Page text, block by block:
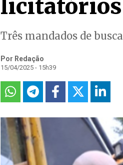
licitatórios
Três mandados de
Por Redação
15/04/2025 - 15h39